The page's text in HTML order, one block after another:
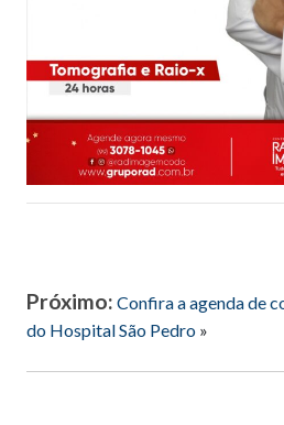
Próximo: Confira a agenda de
do Hospital São Pedro »